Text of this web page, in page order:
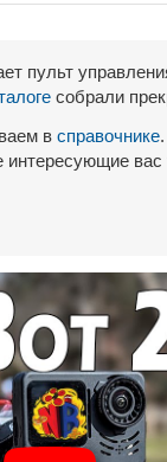
пульт
собрали
в справочнике